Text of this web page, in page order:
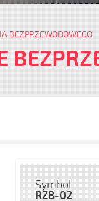
BEZPRZEWODOWEGO
Symbol
RZB-02